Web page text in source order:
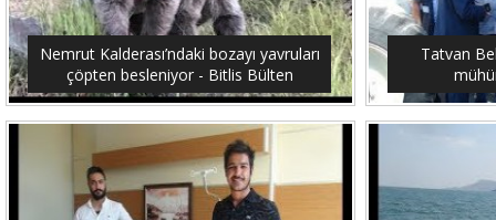
Nemrut Kalderası’ndaki bozayı yavruları
çöpten besleniyor - Bitlis Bülten
Tatvan